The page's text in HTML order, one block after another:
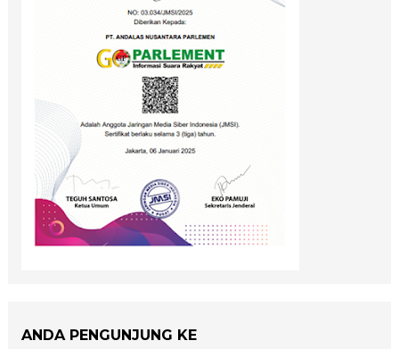
ANDA PENGUNJUNG KE